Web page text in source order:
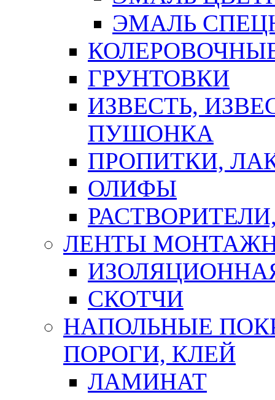
ЭМАЛЬ
ГРУНТОВКИ
ИЗВЕСТЬ,
ПУШОНКА
ПРОПИТКИ,
ОЛИФЫ
ЛЕНТЫ
СКОТЧИ
НАПОЛЬНЫЕ
ПОРОГИ, КЛЕЙ
ЛАМИНАТ